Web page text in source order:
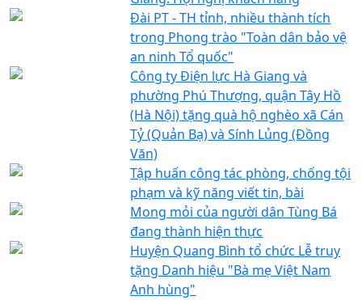
Đài PT - TH tỉnh, nhiều thành tích
trong Phong trào "Toàn dân bảo vệ
an ninh Tổ quốc"
Công ty Điện lực Hà Giang và
phường Phú Thượng, quận Tây Hồ
(Hà Nội) tặng quà hộ nghèo xã Cán
Tỷ (Quản Bạ) và Sính Lủng (Đồng
Văn)
Tập huấn công tác phòng, chống tội
phạm và kỹ năng viết tin, bài
Mong mỏi của người dân Tùng Bá
đang thành hiện thực
Huyện Quang Bình tổ chức Lễ truy
tặng Danh hiệu "Bà mẹ Việt Nam
Anh hùng"